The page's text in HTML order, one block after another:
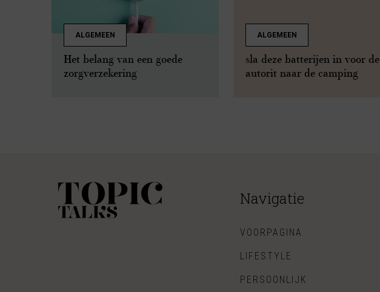
ALGEMEEN
Het belang van een goede
zorgverzekering
ALGEMEEN
sla deze batterijen in voor de
autorit naar de camping
Navigatie
VOORPAGINA
LIFESTYLE
PERSOONLIJK